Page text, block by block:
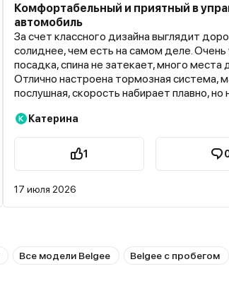
Комфортабельный и приятный в
автомобиль
За счет классного дизайна выглядит
солиднее, чем есть на самом деле. Очень
посадка, спина не затекает, много места
Отлично настроена тормозная система,
послушная, скорость набирает плавно, но
найти нужную функцию можно легко,
с хорошо читаемыми буквами при любом
Фары светят ярко и далеко освещают
Хватает кармашков для мелочей. В
К Катерина
1
17 июля 2026
Все модели Belgee Belgee с пробегом